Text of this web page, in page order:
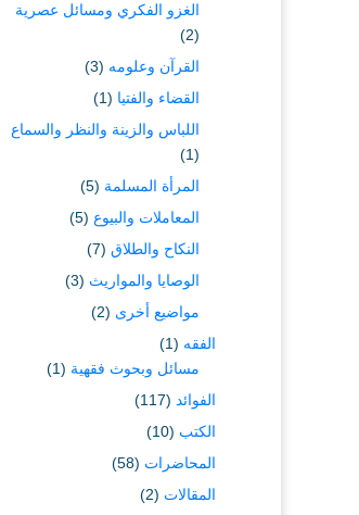
الغزو الفكري ومسائل عصرية
(2)
القرآن وعلومه (3)
القضاء والفتيا (1)
اللباس والزينة والنظر والسماع
(1)
المرأة المسلمة (5)
المعاملات والبيوع (5)
النكاح والطلاق (7)
الوصايا والمواريث (3)
مواضيع أخرى (2)
الفقه (1)
مسائل وبحوث فقهية (1)
الفوائد (117)
الكتب (10)
المحاضرات (58)
المقالات (2)